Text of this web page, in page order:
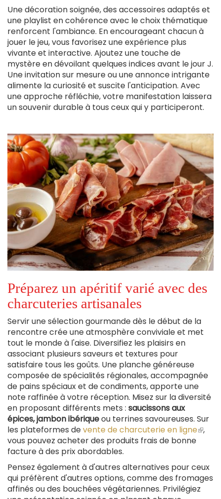
Une décoration soignée, des accessoires adaptés et
une playlist en cohérence avec le choix thématique
renforcent l'ambiance. En encourageant chacun à
jouer le jeu, vous favorisez une expérience plus
vivante et interactive. Ajoutez une touche de
mystère en dévoilant quelques indices avant le jour J.
Une invitation sur mesure ou une annonce intrigante
alimente la curiosité et suscite l'anticipation. Avec
une approche réfléchie, votre manifestation laissera
un souvenir durable à tous ceux qui y participeront.
Préparez un apéritif varié avec des
charcuteries artisanales
Servir une sélection gourmande dès le début de la
rencontre crée une atmosphère conviviale et met
tout le monde à l'aise. Diversifiez les plaisirs en
associant plusieurs saveurs et textures pour
satisfaire tous les goûts. Une planche généreuse
composée de spécialités régionales, accompagnée
de pains spéciaux et de condiments, apporte une
note raffinée à votre réception. Misez sur la diversité
en proposant différents mets : saucissons aux
épices, jambon ibériqueou terrines savoureuses. Sur
les plateformes devente de charcuterie en ligne(le,
vous pouvez acheter des produits frais de bonne
facture à des prix abordables.
Pensez également à d'autres alternatives pour ceux
qui préfèrent d'autres options, comme des fromages
affinés ou des bouchées végétariennes. Privilégiez